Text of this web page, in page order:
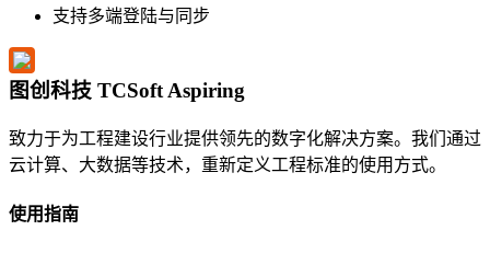
支持多端登陆与同步
图创科技 TCSoft Aspiring
致力于为工程建设行业提供领先的数字化解决方案。我们通过
云计算、大数据等技术，重新定义工程标准的使用方式。
使用指南